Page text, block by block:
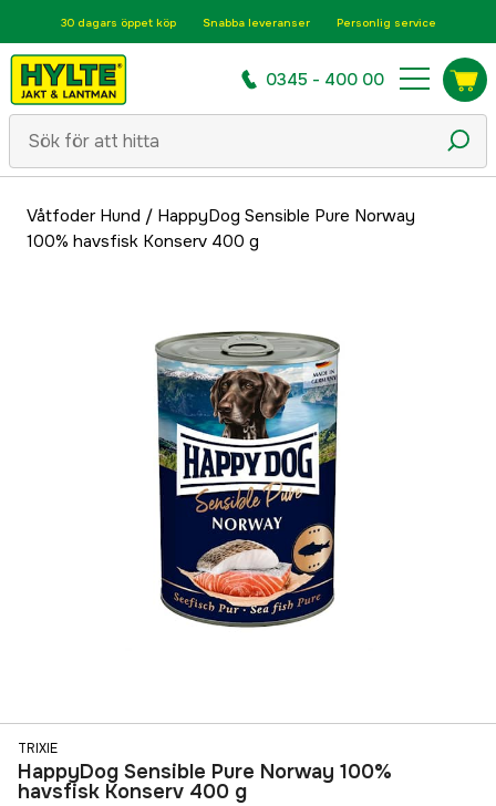
30 dagars öppet köp Snabba leveranser Personlig service
0345 - 400 00
Våtfoder Hund / HappyDog Sensible Pure Norway
100% havsfisk Konserv 400 g
TRIXIE
HappyDog Sensible Pure Norway 100%
havsfisk Konserv 400 g